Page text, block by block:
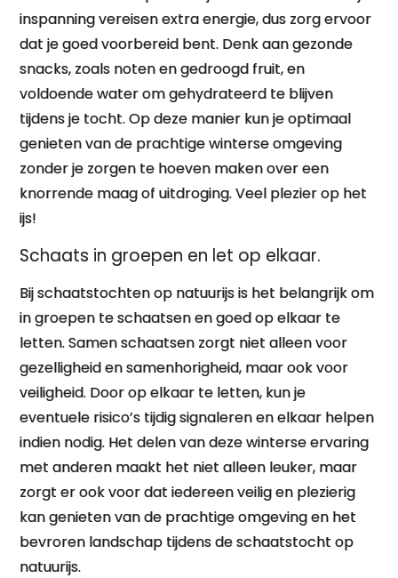
inspanning vereisen extra energie, dus zorg ervoor
dat je goed voorbereid bent. Denk aan gezonde
snacks, zoals noten en gedroogd fruit, en
voldoende water om gehydrateerd te blijven
tijdens je tocht. Op deze manier kun je optimaal
genieten van de prachtige winterse omgeving
zonder je zorgen te hoeven maken over een
knorrende maag of uitdroging. Veel plezier op het
ijs!
Schaats in groepen en let op elkaar.
Bij schaatstochten op natuurijs is het belangrijk om
in groepen te schaatsen en goed op elkaar te
letten. Samen schaatsen zorgt niet alleen voor
gezelligheid en samenhorigheid, maar ook voor
veiligheid. Door op elkaar te letten, kun je
eventuele risico’s tijdig signaleren en elkaar helpen
indien nodig. Het delen van deze winterse ervaring
met anderen maakt het niet alleen leuker, maar
zorgt er ook voor dat iedereen veilig en plezierig
kan genieten van de prachtige omgeving en het
bevroren landschap tijdens de schaatstocht op
natuurijs.